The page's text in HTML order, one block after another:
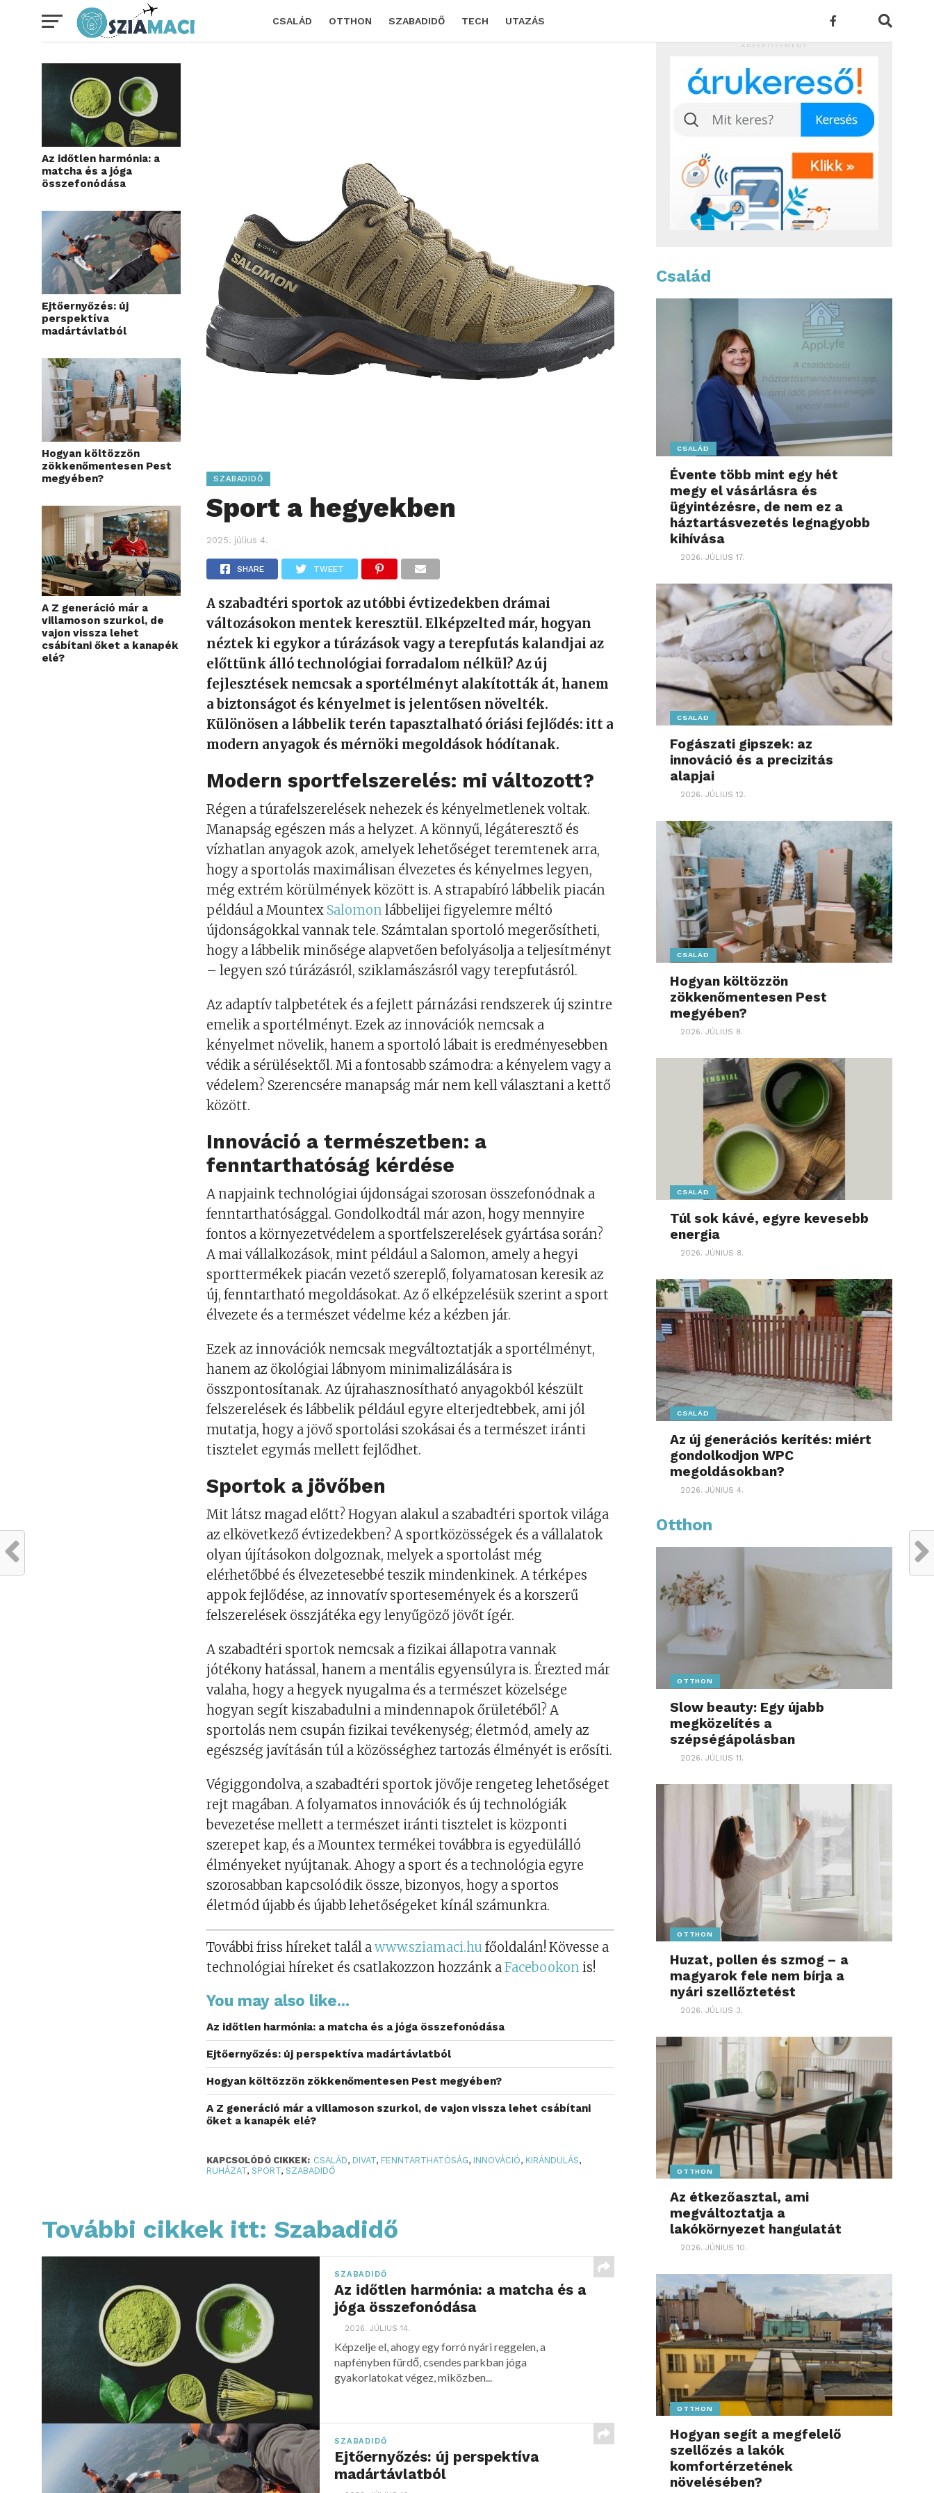
CSALÁD OTTHON SZABADIDŐ TECH UTAZÁS
Az időtlen harmónia: a
matcha és a jóga
összefonódása
Ejtőernyőzés: új
perspektíva
madártávlatból
Hogyan költözzön
zökkenőmentesen Pest
megyében?
A Z generáció már a
villamoson szurkol, de
vajon vissza lehet
csábítani őket a kanapék
elé?
SZABADIDŐ
Sport a hegyekben
2025. július 4.
SHARE TWEET
A szabadtéri sportok az utóbbi évtizedekben drámai
változásokon mentek keresztül. Elképzelted már, hogyan
néztek ki egykor a túrázások vagy a terepfutás kalandjai az
előttünk álló technológiai forradalom nélkül? Az új
fejlesztések nemcsak a sportélményt alakították át, hanem
a biztonságot és kényelmet is jelentősen növelték.
Különösen a lábbelik terén tapasztalható óriási fejlődés: itt a
modern anyagok és mérnöki megoldások hódítanak.
Modern sportfelszerelés: mi változott?
Régen a túrafelszerelések nehezek és kényelmetlenek voltak.
Manapság egészen más a helyzet. A könnyű, légáteresztő és
vízhatlan anyagok azok, amelyek lehetőséget teremtenek arra,
hogy a sportolás maximálisan élvezetes és kényelmes legyen,
még extrém körülmények között is. A strapabíró lábbelik piacán
például a Mountex Salomon lábbelijei figyelemre méltó
újdonságokkal vannak tele. Számtalan sportoló megerősítheti,
hogy a lábbelik minősége alapvetően befolyásolja a teljesítményt
– legyen szó túrázásról, sziklamászásról vagy terepfutásról.
Az adaptív talpbetétek és a fejlett párnázási rendszerek új szintre
emelik a sportélményt. Ezek az innovációk nemcsak a
kényelmet növelik, hanem a sportoló lábait is eredményesebben
védik a sérülésektől. Mi a fontosabb számodra: a kényelem vagy a
védelem? Szerencsére manapság már nem kell választani a kettő
között.
Innováció a természetben: a
fenntarthatóság kérdése
A napjaink technológiai újdonságai szorosan összefonódnak a
fenntarthatósággal. Gondolkodtál már azon, hogy mennyire
fontos a környezetvédelem a sportfelszerelések gyártása során?
A mai vállalkozások, mint például a Salomon, amely a hegyi
sporttermékek piacán vezető szereplő, folyamatosan keresik az
új, fenntartható megoldásokat. Az ő elképzelésük szerint a sport
élvezete és a természet védelme kéz a kézben jár.
Ezek az innovációk nemcsak megváltoztatják a sportélményt,
hanem az ökológiai lábnyom minimalizálására is
összpontosítanak. Az újrahasznosítható anyagokból készült
felszerelések és lábbelik például egyre elterjedtebbek, ami jól
mutatja, hogy a jövő sportolási szokásai és a természet iránti
tisztelet egymás mellett fejlődhet.
Sportok a jövőben
Mit látsz magad előtt? Hogyan alakul a szabadtéri sportok világa
az elkövetkező évtizedekben? A sportközösségek és a vállalatok
olyan újításokon dolgoznak, melyek a sportolást még
elérhetőbbé és élvezetesebbé teszik mindenkinek. A térképes
appok fejlődése, az innovatív sportesemények és a korszerű
felszerelések összjátéka egy lenyűgöző jövőt ígér.
A szabadtéri sportok nemcsak a fizikai állapotra vannak
jótékony hatással, hanem a mentális egyensúlyra is. Érezted már
valaha, hogy a hegyek nyugalma és a természet közelsége
hogyan segít kiszabadulni a mindennapok őrületéből? A
sportolás nem csupán fizikai tevékenység; életmód, amely az
egészség javításán túl a közösséghez tartozás élményét is erősíti.
Végiggondolva, a szabadtéri sportok jövője rengeteg lehetőséget
rejt magában. A folyamatos innovációk és új technológiák
bevezetése mellett a természet iránti tisztelet is központi
szerepet kap, és a Mountex termékei továbbra is egyedülálló
élményeket nyújtanak. Ahogy a sport és a technológia egyre
szorosabban kapcsolódik össze, bizonyos, hogy a sportos
életmód újabb és újabb lehetőségeket kínál számunkra.
További friss híreket talál awww.sziamaci.hu főoldalán! Kövesse a
technológiai híreket és csatlakozzon hozzánk aFacebookon is!
You may also like...
Az időtlen harmónia: a matcha és a jóga összefonódása
Ejtőernyőzés: új perspektíva madártávlatból
Hogyan költözzön zökkenőmentesen Pest megyében?
A Z generáció már a villamoson szurkol, de vajon vissza lehet csábítani
őket a kanapék elé?
KAPCSOLÓDÓ CIKKEK: CSALÁD, DIVAT, FENNTARTHATÓSÁG, INNOVÁCIÓ, KIRÁNDULÁS,
RUHÁZAT,SPORT,SZABADIDŐ
További cikkek itt: Szabadidő
SZABADIDŐ
Az időtlen harmónia: a matcha és a
jóga összefonódása
2026. JÚLIUS 14.
Képzelje el, ahogy egy forró nyári reggelen, a
napfényben fürdő, csendes parkban jóga
gyakorlatokat végez, miközben...
SZABADIDŐ
Ejtőernyőzés: új perspektíva
madártávlatból
ADVERTISEMENT
Család
CSALÁD
Évente több mint egy hét
megy el vásárlásra és
ügyintézésre, de nem ez a
háztartásvezetés legnagyobb
kihívása
2026. JÚLIUS 17.
CSALÁD
Fogászati gipszek: az
innováció és a precizitás
alapjai
2026. JÚLIUS 12.
CSALÁD
Hogyan költözzön
zökkenőmentesen Pest
megyében?
2026. JÚLIUS 8.
CSALÁD
Túl sok kávé, egyre kevesebb
energia
2026. JÚNIUS 8.
CSALÁD
Az új generációs kerítés: miért
gondolkodjon WPC
megoldásokban?
2026. JÚNIUS 4.
Otthon
OTTHON
Slow beauty: Egy újabb
megközelítés a
szépségápolásban
2026. JÚLIUS 11.
OTTHON
Huzat, pollen és szmog – a
magyarok fele nem bírja a
nyári szellőztetést
2026. JÚLIUS 3.
OTTHON
Az étkezőasztal, ami
megváltoztatja a
lakókörnyezet hangulatát
2026. JÚNIUS 10.
OTTHON
Hogyan segít a megfelelő
szellőzés a lakók
komfortérzetének
növelésében?